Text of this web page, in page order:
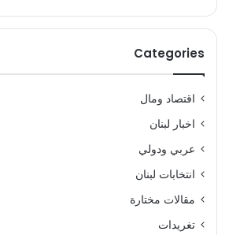
Categories
اقتصاد ومال
اخبار لبنان
عربي ودولي
انتخابات لبنان
مقالات مختارة
تغريدات